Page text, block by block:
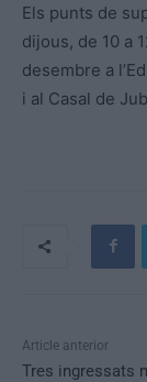
Els punts de
dijous, de 10 a
desembre a
i al Casal de
Article anterior
Tres ingressats